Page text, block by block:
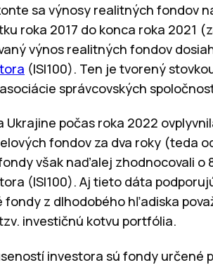
sa výnosy realitných fondov
roka 2017 do konca roka 2021
výnos realitných fondov
(ISI100). Ten je tvorený
správcovských
Ukrajine počas roka 2022
fondov za dva roky (teda
však naďalej zhodnocovali o
(ISI100). Aj tieto dáta
z dlhodobého hľadiska
investičnú kotvu portfólia.
investora sú fondy určené